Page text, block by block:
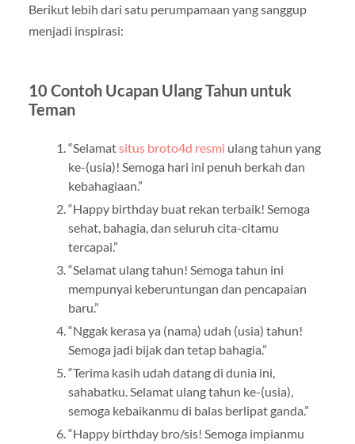
Berikut lebih dari satu perumpamaan yang sanggup
menjadi inspirasi:
10 Contoh Ucapan Ulang Tahun untuk
Teman
“Selamatsitus broto4d resmi ulang tahun yang
ke-(usia)! Semoga hari ini penuh berkah dan
kebahagiaan.”
“Happy birthday buat rekan terbaik! Semoga
sehat, bahagia, dan seluruh cita-citamu
tercapai.”
“Selamat ulang tahun! Semoga tahun ini
mempunyai keberuntungan dan pencapaian
baru.”
“Nggak kerasa ya (nama) udah (usia) tahun!
Semoga jadi bijak dan tetap bahagia.”
“Terima kasih udah datang di dunia ini,
sahabatku. Selamat ulang tahun ke-(usia),
semoga kebaikanmu di balas berlipat ganda.”
“Happy birthday bro/sis! Semoga impianmu